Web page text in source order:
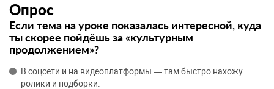
Опрос
Если тема на уроке показалась интересной, куда
ты скорее пойдёшь за «культурным
продолжением»?
В соцсети и на видеоплатформы — там быстро нахожу
ролики и подборки.